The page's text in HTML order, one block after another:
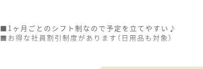
■1ヶ月ごとのシフト制なので予定を立てやすい♪
■お得な社員割引制度があります（日用品も対象）